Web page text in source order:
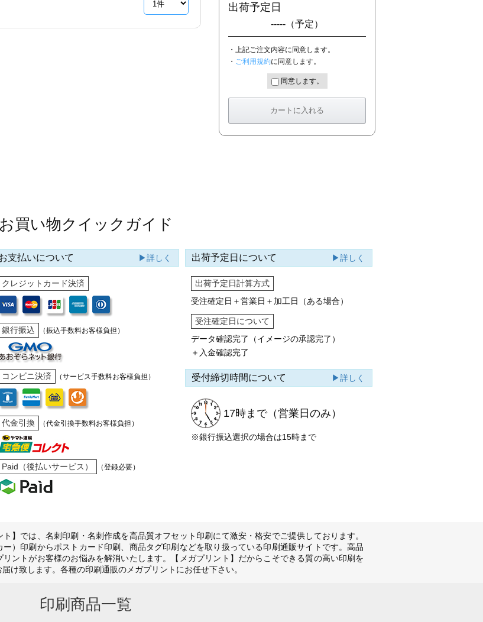
出荷予定日
----- （予定）
・上記ご注文内容に同意します。
・ ご利用規約に同意します。
同意します。
お買い物クイックガイド
支払いについて ▶詳しく
クレジットカード決済
銀行振込 （振込手数料お客様負担）
コンビニ決済 （サービス手数料お客様負担）
代金引換 （代金引換手数料お客様負担）
Paid（後払いサービス） （登録必要）
出荷予定日について ▶詳しく
出荷予定日計算方式
受注確定日＋営業日＋加工日（ある場合）
受注確定日について
データ確認完了（イメージの承認完了）
＋入金確認完了
受付締切時間について ▶詳しく
17時まで（営業日のみ）
※銀行振込選択の場合は15時まで
】では、名刺印刷・名刺作成を高品質オフセット印刷にて激安・格安でご提供しております。
）印刷からポストカード印刷、商品タグ印刷などを取り扱っている印刷通販サイトです。高品
ントがお客様のお悩みを解消いたします。【メガプリント】だからこそできる質の高い印刷を
け致します。各種の印刷通販のメガプリントにお任せ下さい。
印刷商品一覧